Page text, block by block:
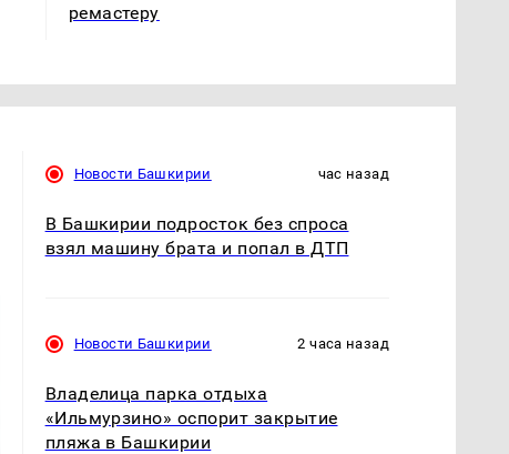
ремастеру
Новости Башкирии час назад
В Башкирии подросток без спроса
взял машину брата и попал в ДТП
Новости Башкирии 2 часа назад
Владелица парка отдыха
«Ильмурзино» оспорит закрытие
пляжа в Башкирии